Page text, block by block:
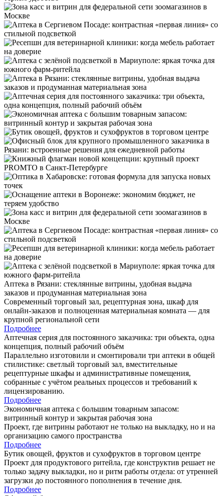
Аптека в Рязани: стеклянные витрины, удобная выдача
заказов и продуманная материальная зона
Современный торговый зал, рецептурная зона, шкаф для
онлайн-заказов и полноценная материальная комната — для
крупной региональной сети
Подробнее
Аптечная серия для постоянного заказчика: три объекта, одна
концепция, полный рабочий объём
Параллельно изготовили и смонтировали три аптеки в общей
стилистике: светлый торговый зал, вместительные
рецептурные шкафы и административные помещения,
собранные с учётом реальных процессов и требований к
лицензированию.
Подробнее
Экономичная аптека с большим товарным запасом:
витринный контур и закрытая рабочая зона
Проект, где витрины работают не только на выкладку, но и на
организацию самого пространства
Подробнее
Бутик овощей, фруктов и сухофруктов в торговом центре
Проект для продуктового ритейла, где конструктив решает не
только задачу выкладки, но и ритм работы отдела: от утренней
загрузки до постоянного пополнения в течение дня.
Подробнее